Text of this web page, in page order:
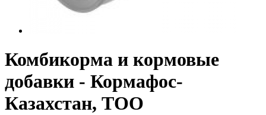
Комбикорма и кормовые
добавки - Кормафос-
Казахстан, ТОО